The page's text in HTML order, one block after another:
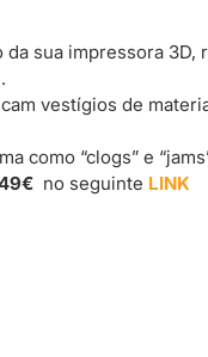
da sua impressora
.
vestígios de
como “clogs” e
no seguinte LINK